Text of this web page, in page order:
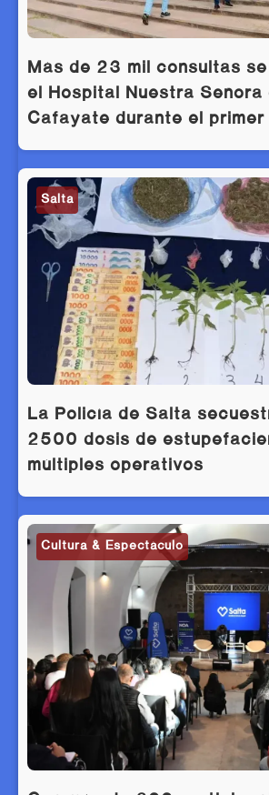
Más de 23 mil consultas
el Hospital Nuestra Señora
Cafayate durante el primer
Salta
La Policía de Salta
2500 dosis de
múltiples operativos
Cultura & Espectáculo